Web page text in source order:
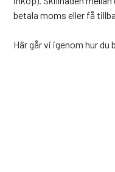
betala moms eller få
Här går vi igenom hur